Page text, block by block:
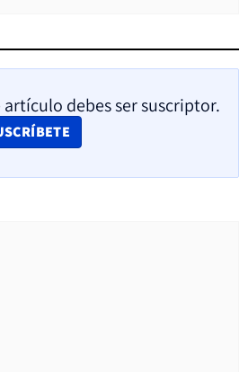
debes ser suscriptor.
IN NEW WINDOW